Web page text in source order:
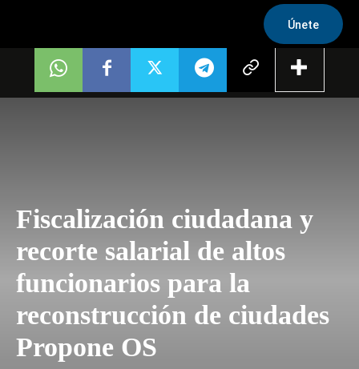
Únete
Fiscalización ciudadana y
recorte salarial de altos
funcionarios para la
reconstrucción de ciudades
Propone OS